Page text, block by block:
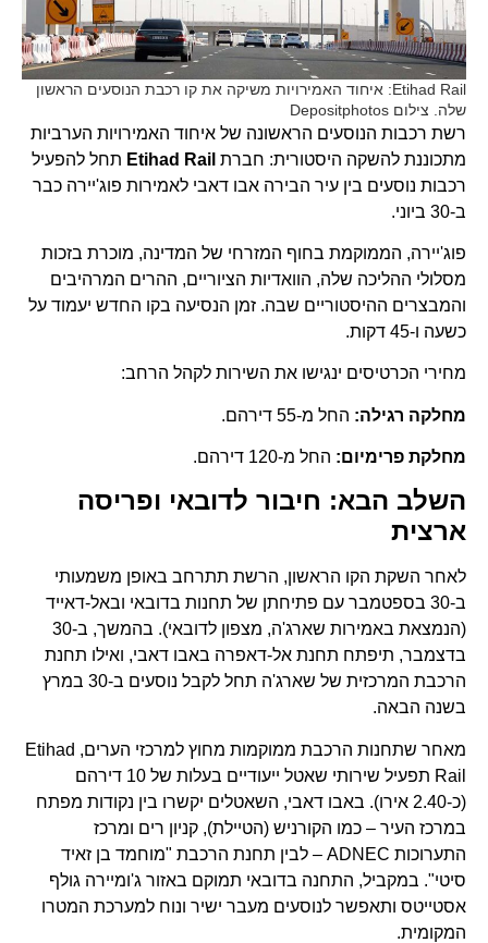
Etihad Rail: איחוד האמירויות משיקה את קו רכבת הנוסעים הראשון
שלה. צילום Depositphotos
רשת רכבות הנוסעים הראשונה של איחוד האמירויות הערביות
מתכוננת להשקה היסטורית: חברת Etihad Rail תחל להפעיל
רכבות נוסעים בין עיר הבירה אבו דאבי לאמירות פוג'יירה כבר
ב-30 ביוני.
פוג'יירה, הממוקמת בחוף המזרחי של המדינה, מוכרת בזכות
מסלולי ההליכה שלה, הוואדיות הציוריים, ההרים המרהיבים
והמבצרים ההיסטוריים שבה. זמן הנסיעה בקו החדש יעמוד על
כשעה ו-45 דקות.
מחירי הכרטיסים ינגישו את השירות לקהל הרחב:
מחלקה רגילה: החל מ-55 דירהם.
מחלקת פרימיום: החל מ-120 דירהם.
השלב הבא: חיבור לדובאי ופריסה
ארצית
לאחר השקת הקו הראשון, הרשת תתרחב באופן משמעותי
ב-30 בספטמבר עם פתיחתן של תחנות בדובאי ובאל-דאייד
(הנמצאת באמירות שארג'ה, מצפון לדובאי). בהמשך, ב-30
בדצמבר, תיפתח תחנת אל-דאפרה באבו דאבי, ואילו תחנת
הרכבת המרכזית של שארג'ה תחל לקבל נוסעים ב-30 במרץ
בשנה הבאה.
מאחר שתחנות הרכבת ממוקמות מחוץ למרכזי הערים, Etihad
Rail תפעיל שירותי שאטל ייעודיים בעלות של 10 דירהם
(כ-2.40 אירו). באבו דאבי, השאטלים יקשרו בין נקודות מפתח
במרכז העיר – כמו הקורניש (הטיילת), קניון רים ומרכז
התערוכות ADNEC – לבין תחנת הרכבת "מוחמד בן זאיד
סיטי". במקביל, התחנה בדובאי תמוקם באזור ג'ומיירה גולף
אסטייטס ותאפשר לנוסעים מעבר ישיר ונוח למערכת המטרו
המקומית.